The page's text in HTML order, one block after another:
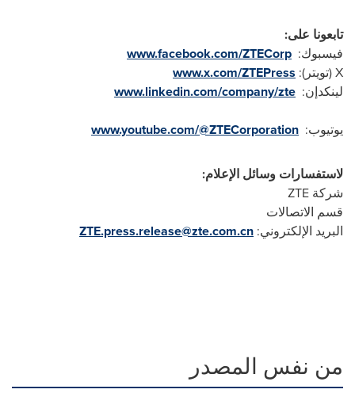
تابعونا على:
فيسبوك: www.facebook.com/ZTECorp
X(تويتر): www.x.com/ZTEPress
لينكدإن: www.linkedin.com/company/zte
يوتيوب: www.youtube.com/@ZTECorporation
لاستفسارات وسائل الإعلام:
شركة ZTE
قسم الاتصالات
البريد الإلكتروني: ZTE.press.release@zte.com.cn
من نفس المصدر